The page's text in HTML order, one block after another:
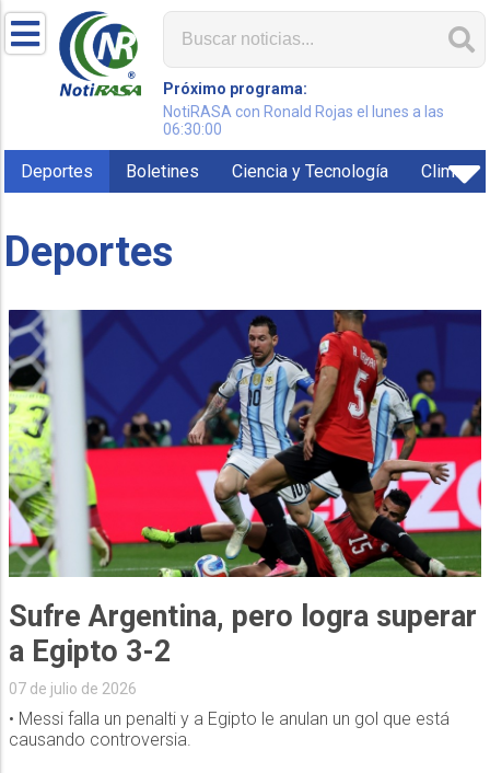
Próximo programa:
NotiRASA con Ronald Rojas el lunes a las
06:30:00
Deportes Boletines Ciencia y Tecnología Clima
Deportes
Sufre Argentina, pero logra superar
a Egipto 3-2
07 de julio de 2026
• Messi falla un penalti y a Egipto le anulan un gol que está
causando controversia.